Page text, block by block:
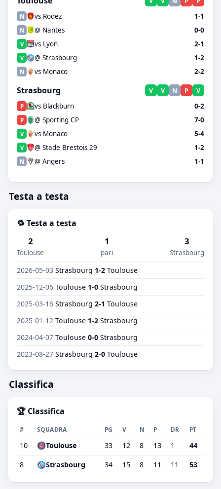
N vs Rodez 1-1
N @ Nantes 0-0
V vs Lyon 2-1
V @ Strasbourg 1-2
N vs Monaco 2-2
Strasbourg V V N P V
P vs Blackburn 0-2
P @ Sporting CP 7-0
V vs Monaco 5-4
V @ Stade Brestois 29 1-2
N @ Angers 1-1
Testa a testa
🔁 Testa a testa
2
Toulouse
1
pari
3
Strasbourg
2026-05-03 Strasbourg 1-2 Toulouse
2025-12-06 Toulouse 1-0 Strasbourg
2025-03-16 Strasbourg 2-1 Toulouse
2025-01-12 Toulouse 1-2 Strasbourg
2024-04-07 Toulouse 0-0 Strasbourg
2023-08-27 Strasbourg 2-0 Toulouse
Classifica
🏆 Classifica
# SQUADRA PG V N P DR PT
10 Toulouse 33 12 8 13 1 44
8 Strasbourg 34 15 8 11 11 53